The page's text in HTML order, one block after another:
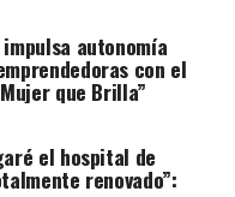
autonomía
con el
que Brilla”
el hospital de
renovado”: